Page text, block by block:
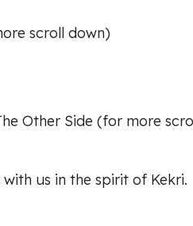
scroll down)
Other Side (for more
us in the spirit of Kekri.